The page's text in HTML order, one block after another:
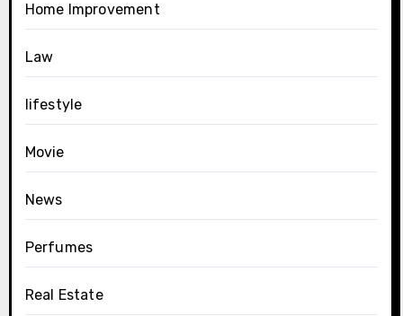
Home Improvement
Law
lifestyle
Movie
News
Perfumes
Real Estate